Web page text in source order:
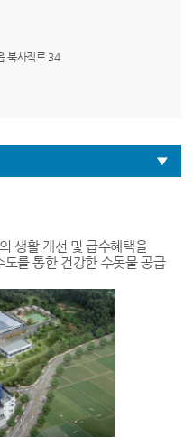
북사직로 34
생활 개선 및 급수혜택을
를 통한 건강한 수돗물 공급